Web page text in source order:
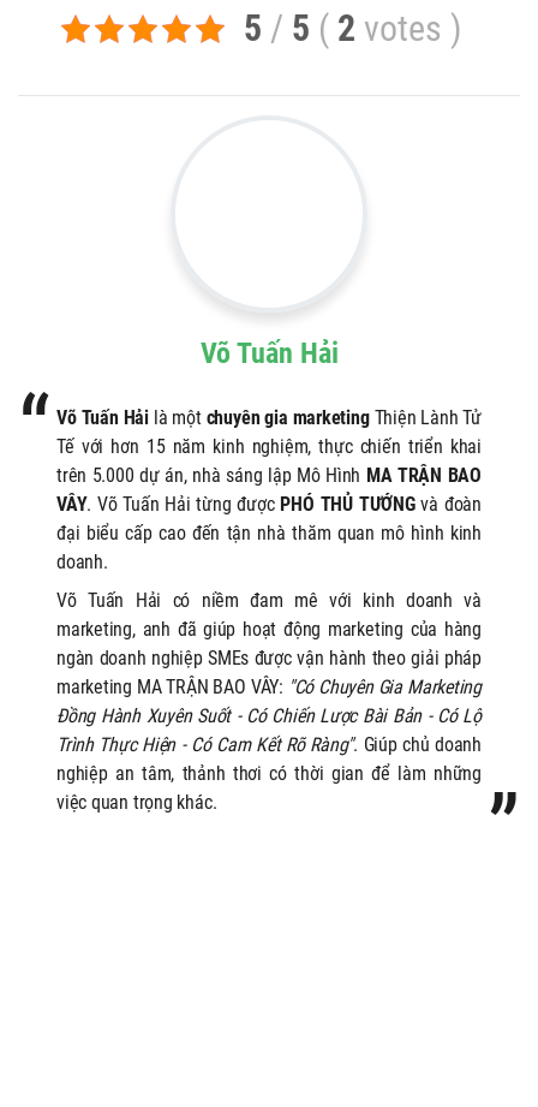
5 / 5 ( 2 votes )
Võ Tuấn Hải
Võ Tuấn Hảilà một chuyên gia marketingThiện Lành Tử
Tế với hơn 15 năm kinh nghiệm, thực chiến triển khai
trên 5.000 dự án, nhà sáng lập Mô Hình MA TRẬN BAO
VÂY. Võ Tuấn Hải từng được PHÓ THỦ TƯỚNGvà đoàn
đại biểu cấp cao đến tận nhà thăm quan mô hình kinh
doanh.
Võ Tuấn Hải có niềm đam mê với kinh doanh và
marketing, anh đã giúp hoạt động marketing của hàng
ngàn doanh nghiệp SMEs được vận hành theo giải pháp
marketing MA TRẬN BAO VÂY: "Có Chuyên Gia Marketing
Đồng Hành Xuyên Suốt - Có Chiến Lược Bài Bản - Có Lộ
Trình Thực Hiện - Có Cam Kết Rõ Ràng". Giúp chủ doanh
nghiệp an tâm, thảnh thơi có thời gian để làm những
việc quan trọng khác.